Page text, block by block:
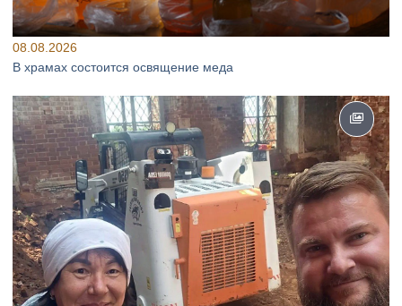
08.08.2026
В храмах состоится освящение меда